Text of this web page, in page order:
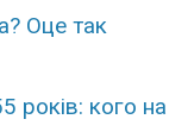
Оце так
років: кого на